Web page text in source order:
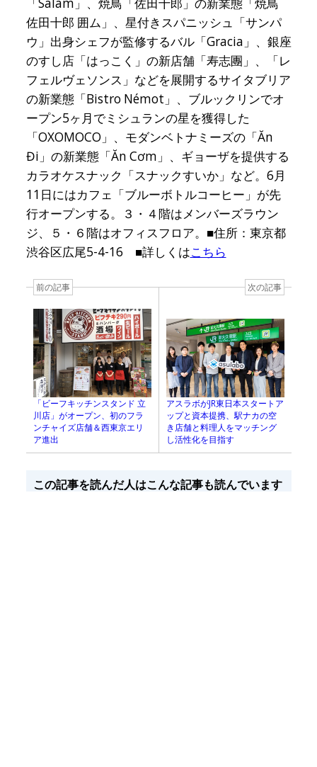
「Salam」、焼鳥「佐田十郎」の新業態「焼鳥
佐田十郎 囲ム」、星付きスパニッシュ「サンパ
ウ」出身シェフが監修するバル「Gracia」、銀座
のすし店「はっこく」の新店舗「寿志團」、「レ
フェルヴェソンス」などを展開するサイタブリア
の新業態「Bistro Némot」、ブルックリンでオ
ープン5ヶ月でミシュランの星を獲得した
「OXOMOCO」、モダンベトナミーズの「Ăn
Đi」の新業態「Ăn Cơm」、ギョーザを提供する
カラオケスナック「スナックすいか」など。6月
11日にはカフェ「ブルーボトルコーヒー」が先
行オープンする。３・４階はメンバーズラウン
ジ、５・６階はオフィスフロア。■住所：東京都
渋谷区広尾5-4-16 ■詳しくはこちら
前の記事
「ビーフキッチンスタンド 立
川店」がオープン、初のフラ
ンチャイズ店舗＆西東京エリ
ア進出
次の記事
アスラボがJR東日本スタートア
ップと資本提携、駅ナカの空
き店舗と料理人をマッチング
し活性化を目指す
この記事を読んだ人はこんな記事も読んでいます